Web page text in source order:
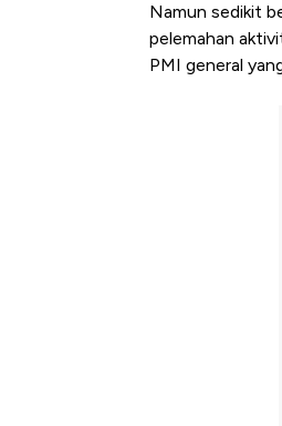
Namun sedikit
pelemahan
PMI general